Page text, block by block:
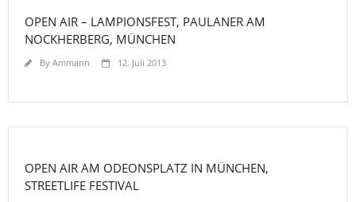
OPEN AIR – LAMPIONSFEST, PAULANER AM
NOCKHERBERG, MÜNCHEN
By Ammann 12. Juli 2013
OPEN AIR AM ODEONSPLATZ IN MÜNCHEN,
STREETLIFE FESTIVAL